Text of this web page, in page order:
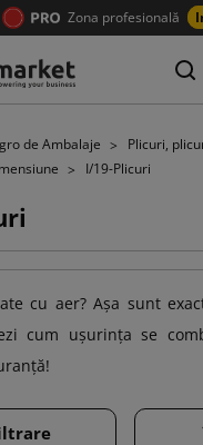
Zona profesională
de Ambalaje
Plicuri,
I/19-Plicuri
cu aer? Așa sunt
cum ușurința se